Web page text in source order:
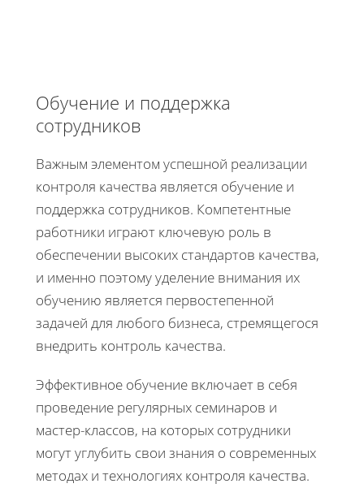
Обучение и поддержка
сотрудников
Важным элементом успешной реализации
контроля качества является обучение и
поддержка сотрудников. Компетентные
работники играют ключевую роль в
обеспечении высоких стандартов качества,
и именно поэтому уделение внимания их
обучению является первостепенной
задачей для любого бизнеса, стремящегося
внедрить контроль качества.
Эффективное обучение включает в себя
проведение регулярных семинаров и
мастер-классов, на которых сотрудники
могут углубить свои знания о современных
методах и технологиях контроля качества.